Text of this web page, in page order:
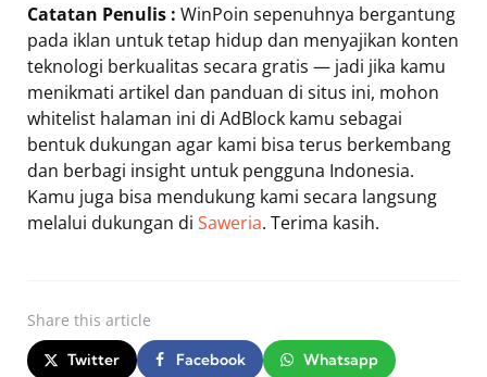
Catatan Penulis : WinPoin sepenuhnya bergantung
pada iklan untuk tetap hidup dan menyajikan konten
teknologi berkualitas secara gratis — jadi jika kamu
menikmati artikel dan panduan di situs ini, mohon
whitelist halaman ini di AdBlock kamu sebagai
bentuk dukungan agar kami bisa terus berkembang
dan berbagi insight untuk pengguna Indonesia.
Kamu juga bisa mendukung kami secara langsung
melalui dukungan di Saweria. Terima kasih.
Share this article
Twitter Facebook Whatsapp